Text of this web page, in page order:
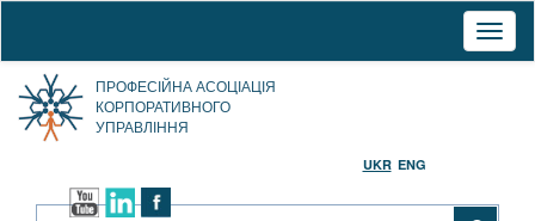
ПРОФЕСІЙНА АСОЦІАЦІЯ
КОРПОРАТИВНОГО
УПРАВЛІННЯ
UKR ENG